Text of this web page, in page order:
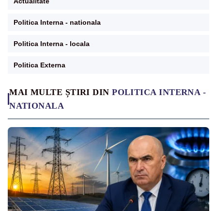
MAI MULTE ȘTIRI DINPOLITICA INTERNA -
NATIONALA
Politica Interna - nationala
Politica Interna - locala
Politica Externa